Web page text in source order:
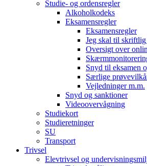
Studie- og ordensregler
Alkoholkodeks
Eksamensregler
Eksamensregler
Jeg skal til
Oversigt over
Snyd til eksamen
Særlige
Vejledninger m.m.
Snyd og sanktioner
Videoovervågning
Studiekort
Studieretninger
SU
Transport
Trivsel
Elevtrivsel og